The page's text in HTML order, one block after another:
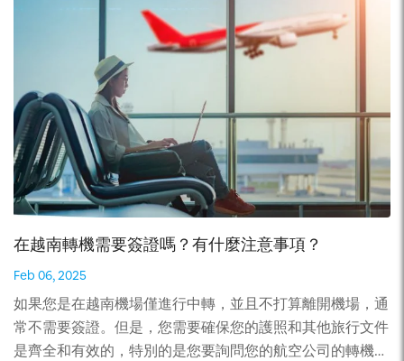
1-2個工作天） 。 下面是比較的表格： 申請方式 優點 缺點
自己申請 費用：25美元 – 官方網站只有英文沒有漢語– 容易
寫錯訊息– 沒有退款的政策– 每次申請只能為一個人申請–
要自己參考然後準備申請資料，自己檢查結果– 不能緊急申
請 透過服務公司申請 服務生是越南當地人服務生會漢語
24/7協助準時出簽證指導準備申請資料一次可以為多人一同
申請可以在1-2個工作小時申請到簽證安全付款，有退款的
政策不用擔心寫錯訊息結果出來服務員立即通知你領取詳細
指導 費用是50美元加急申請加上額外費用。 立即聯絡跟專
員直接詢問訊息： LINE/ZALO/TELEGRAM:
+84.983.638.099 微信公眾號： 中越旅游桥梁 參閱： 越南
電子簽證的一切事情
黃金簽證是什麼？ 如上面所說， 黃金簽證是當投資者在簽
發此類簽證的國家投資了一定數額的資金時，向外國投資者
頒發的定居簽證。如果您符合政府的要求，您和您的家人將
有資格申請黃金簽證併申請永久居留權。 越南旅遊諮詢委
員會（TAB）於2025年3月25日致函越南總理範明政，提出
了一系列促進旅遊業發展的解決方案，其中包括建議發放
“黃金簽證”，有效期最長為5至10年，且可延期。 「黃金簽
證」是一種長期簽證，持有者可享有多項福利，例如無限次
出入境、在越南創辦公司、投資和長期居住。此簽證主要針
的越南簽證類型。 什麼時候實施越南黃金簽證方案？ 阿爾
瑪卡姆蘭度假村執行長赫伯特·勞比希勒-皮希勒表示：「現
在是越南發放黃金簽證的最佳時機。」許多入住其位於慶和
省的度假村的國際遊客都表示希望在越南長期居住或定期訪
問，但簽證問題常常阻礙他們。 外國人希望在越南長期居
在越南轉機需要簽證嗎？有什麼注意事項？
Feb 06, 2025
如果您是在越南機場僅進行中轉，並且不打算離開機場，通
常不需要簽證。但是，您需要確保您的護照和其他旅行文件
是齊全和有效的，特別的是您要詢問您的航空公司的轉機要